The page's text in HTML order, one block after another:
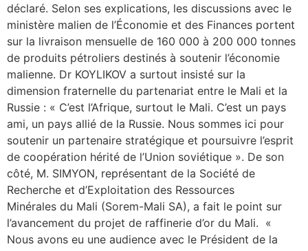
déclaré. Selon ses explications, les discussions avec le
ministère malien de l’Économie et des Finances portent
sur la livraison mensuelle de 160 000 à 200 000 tonnes
de produits pétroliers destinés à soutenir l’économie
malienne. Dr KOYLIKOV a surtout insisté sur la
dimension fraternelle du partenariat entre le Mali et la
Russie : « C’est l’Afrique, surtout le Mali. C’est un pays
ami, un pays allié de la Russie. Nous sommes ici pour
soutenir un partenaire stratégique et poursuivre l’esprit
de coopération hérité de l’Union soviétique ». De son
côté, M. SIMYON, représentant de la Société de
Recherche et d’Exploitation des Ressources
Minérales du Mali (Sorem-Mali SA), a fait le point sur
l’avancement du projet de raffinerie d’or du Mali. «
Nous avons eu une audience avec le Président de la